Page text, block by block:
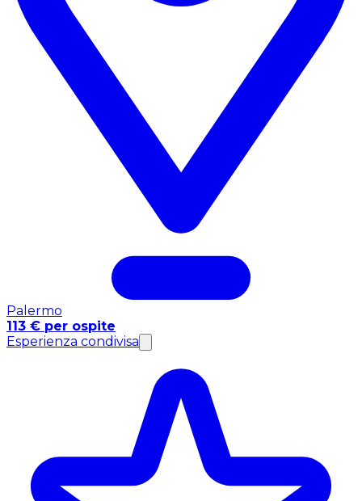
Palermo
113 € per ospite
Esperienza condivisa